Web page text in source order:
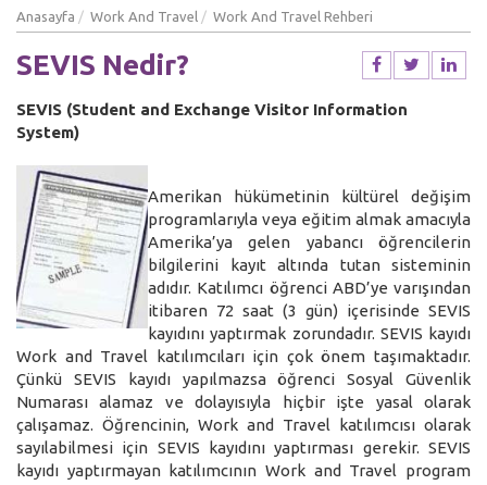
Anasayfa Work And Travel Work And Travel Rehberi
SEVIS Nedir?
SEVIS (Student and Exchange Visitor Information
System)
Amerikan hükümetinin kültürel değişim
programlarıyla veya eğitim almak amacıyla
Amerika’ya gelen yabancı öğrencilerin
bilgilerini kayıt altında tutan sisteminin
adıdır. Katılımcı öğrenci ABD’ye varışından
itibaren 72 saat (3 gün) içerisinde SEVIS
kayıdını yaptırmak zorundadır. SEVIS kayıdı
Work and Travel katılımcıları için çok önem taşımaktadır.
Çünkü SEVIS kayıdı yapılmazsa öğrenci Sosyal Güvenlik
Numarası alamaz ve dolayısıyla hiçbir işte yasal olarak
çalışamaz. Öğrencinin, Work and Travel katılımcısı olarak
sayılabilmesi için SEVIS kayıdını yaptırması gerekir. SEVIS
kayıdı yaptırmayan katılımcının Work and Travel program